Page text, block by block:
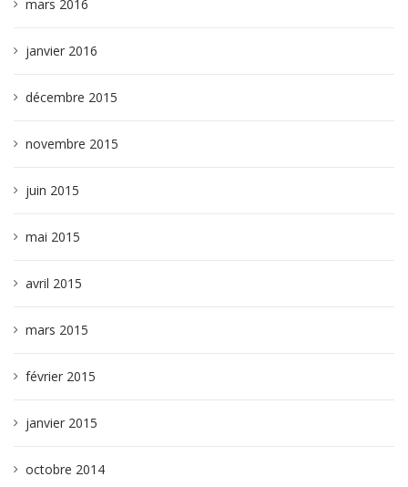
mars 2016
janvier 2016
décembre 2015
novembre 2015
juin 2015
mai 2015
avril 2015
mars 2015
février 2015
janvier 2015
octobre 2014